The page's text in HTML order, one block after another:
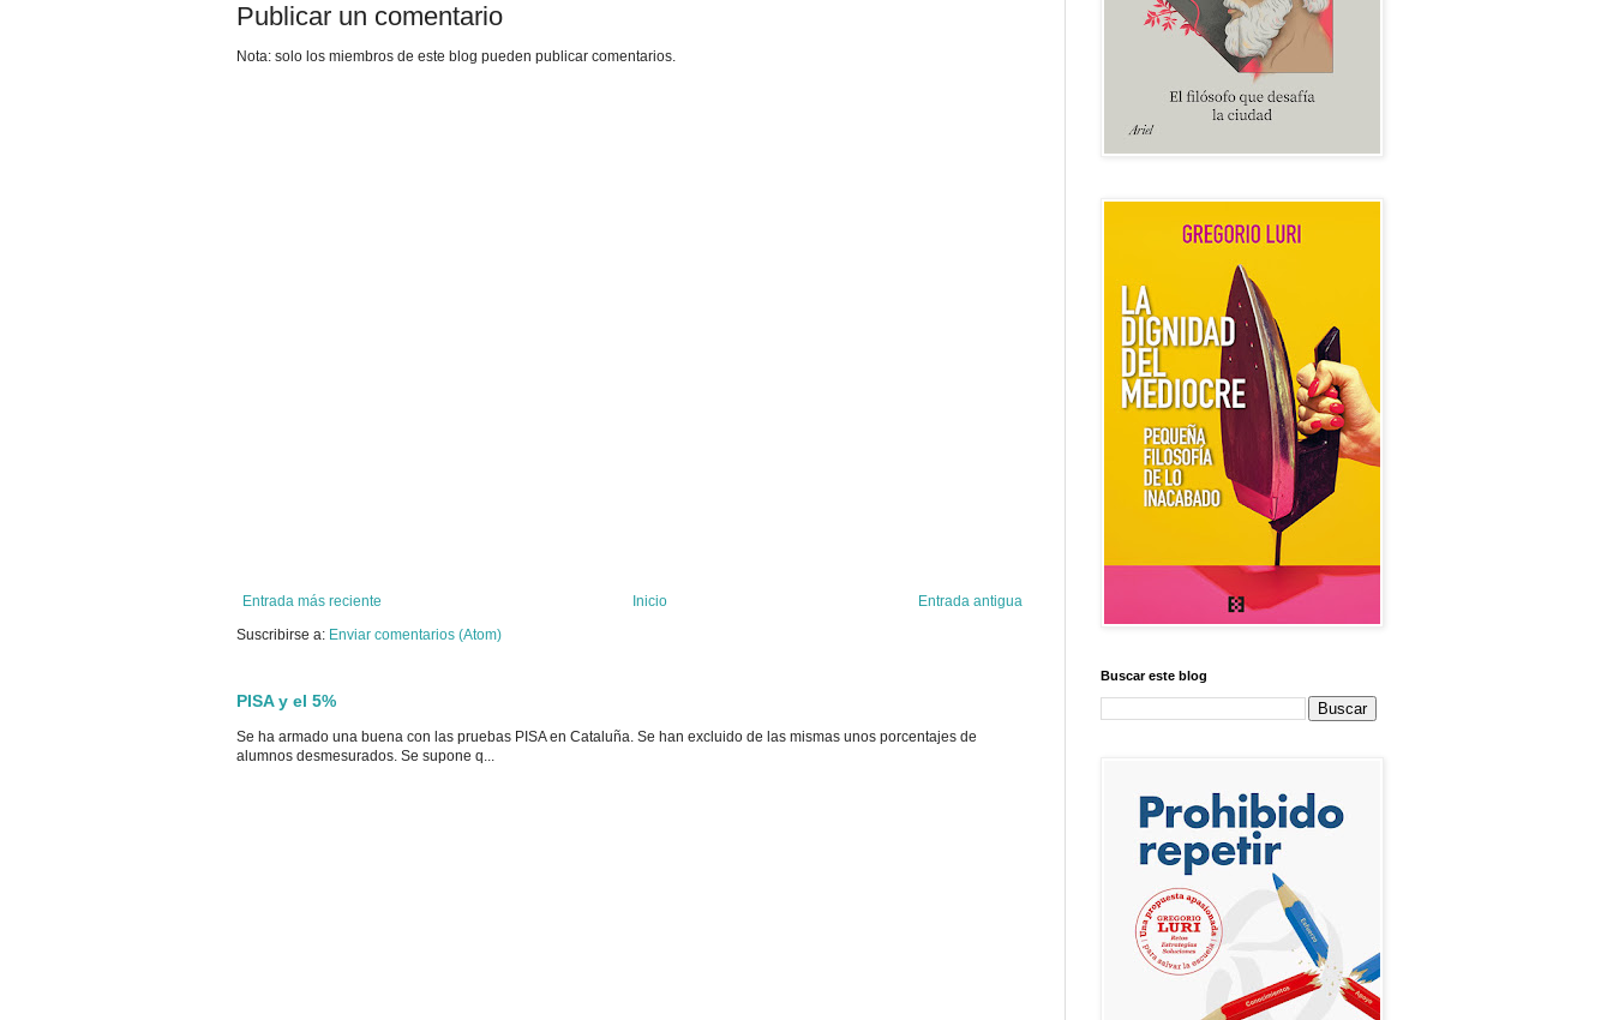
Publicar un comentario
Nota: solo los miembros de este blog pueden publicar comentarios.
Entrada más reciente Entrada antigua
Inicio
Suscribirse a: Enviar comentarios (Atom)
PISA y el 5%
Se ha armado una buena con las pruebas PISA en Cataluña. Se han excluido de las mismas unos porcentajes de
alumnos desmesurados. Se supone q...
Buscar este blog